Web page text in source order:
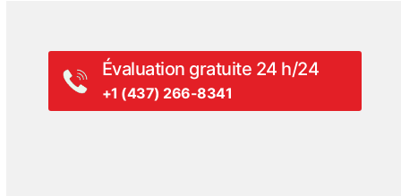
Évaluation gratuite 24 h/24
+1 (437) 266-8341